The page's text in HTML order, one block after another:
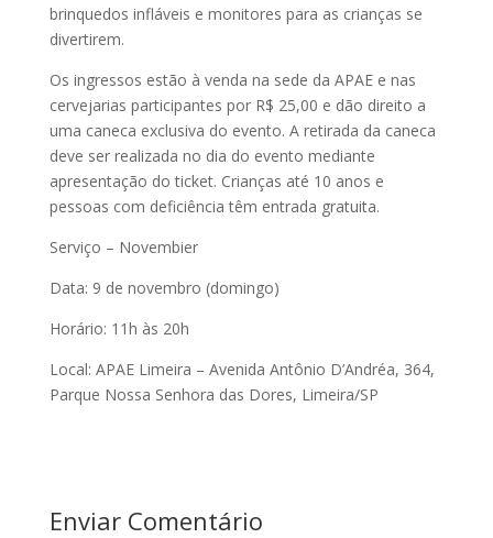
brinquedos infláveis e monitores para as crianças se
divertirem.
Os ingressos estão à venda na sede da APAE e nas
cervejarias participantes por R$ 25,00 e dão direito a
uma caneca exclusiva do evento. A retirada da caneca
deve ser realizada no dia do evento mediante
apresentação do ticket. Crianças até 10 anos e
pessoas com deficiência têm entrada gratuita.
Serviço – Novembier
Data: 9 de novembro (domingo)
Horário: 11h às 20h
Local: APAE Limeira – Avenida Antônio D’Andréa, 364,
Parque Nossa Senhora das Dores, Limeira/SP
Enviar Comentário